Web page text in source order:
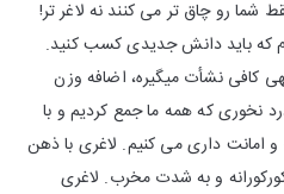
رو چاق تر می کنند نه لاغر تر!
که باید دانش جدیدی کسب کنید.
کافی نشأت میگیره، اضافه وزن
نخوری که همه ما جمع کردیم و با
داری می کنیم. لاغری با ذهن
و به شدت مخرب. لاغری